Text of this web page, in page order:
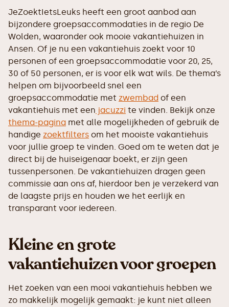
JeZoektIetsLeuks heeft een groot aanbod aan
bijzondere groepsaccommodaties in de regio De
Wolden, waaronder ook mooie vakantiehuizen in
Ansen. Of je nu een vakantiehuis zoekt voor 10
personen of een groepsaccommodatie voor 20, 25,
30 of 50 personen, er is voor elk wat wils. De thema’s
helpen om bijvoorbeeld snel een
groepsaccommodatie met zwembad of een
vakantiehuis met een jacuzzi te vinden. Bekijk onze
thema-pagina met alle mogelijkheden of gebruik de
handige zoektfilters om het mooiste vakantiehuis
voor jullie groep te vinden. Goed om te weten dat je
direct bij de huiseigenaar boekt, er zijn geen
tussenpersonen. De vakantiehuizen dragen geen
commissie aan ons af, hierdoor ben je verzekerd van
de laagste prijs en houden we het eerlijk en
transparant voor iedereen.
Kleine en grote
vakantiehuizen voor groepen
Het zoeken van een mooi vakantiehuis hebben we
zo makkelijk mogelijk gemaakt: je kunt niet alleen